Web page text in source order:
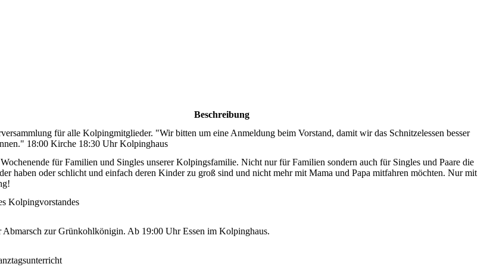
Beschreibung
für alle Kolpingmitglieder. "Wir bitten um eine Anmeldung beim Vorstand, damit wir das Schnitzelessen besser
18:00 Kirche 18:30 Uhr Kolpinghaus
für Familien und Singles unserer Kolpingsfamilie. Nicht nur für Familien sondern auch für Singles und Paare die
haben oder schlicht und einfach deren Kinder zu groß sind und nicht mehr mit Mama und Papa mitfahren möchten. Nur mit
Kolpingvorstandes
Abmarsch zur Grünkohlkönigin. Ab 19:00 Uhr Essen im Kolpinghaus.